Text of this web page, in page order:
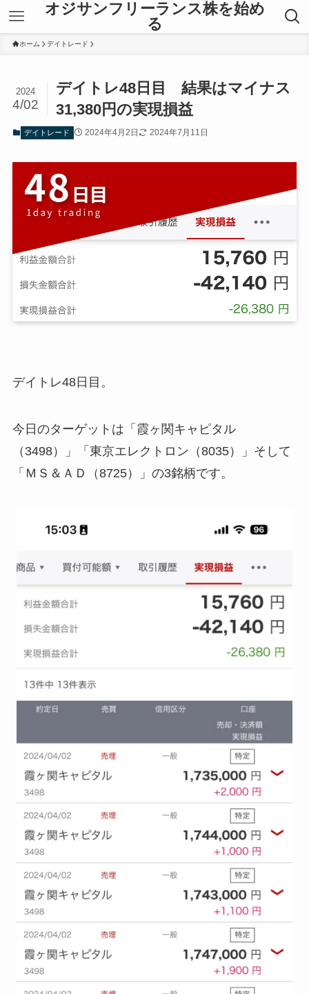
オジサンフリーランス株を始め
る
ホーム デイトレード
デイトレ48日目 結果はマイナス
31,380円の実現損益
2024
4/02
デイトレード 2024年4月2日 2024年7月11日
デイトレ48日目。
今日のターゲットは「霞ヶ関キャピタル
（3498）」「東京エレクトロン（8035）」そして
「ＭＳ＆ＡＤ（8725）」の3銘柄です。